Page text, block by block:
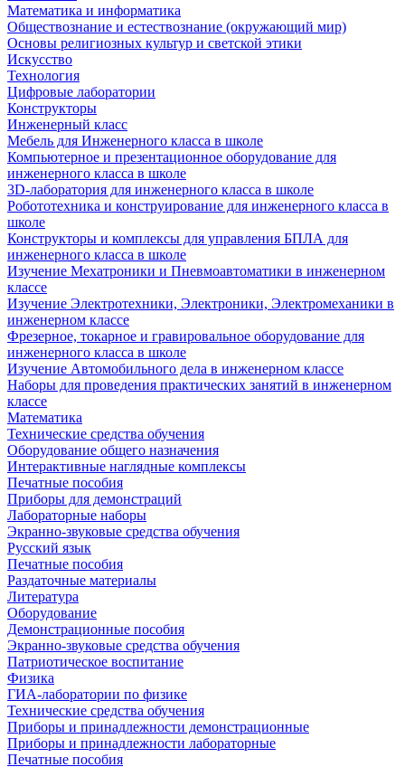
Математика и информатика
Обществознание и естествознание (окружающий мир)
Основы религиозных культур и светской этики
Искусство
Технология
Цифровые лаборатории
Конструкторы
Инженерный класс
Мебель для Инженерного класса в школе
Компьютерное и презентационное оборудование для
инженерного класса в школе
3D-лаборатория для инженерного класса в школе
Робототехника и конструирование для инженерного класса в
школе
Конструкторы и комплексы для управления БПЛА для
инженерного класса в школе
Изучение Мехатроники и Пневмоавтоматики в инженерном
классе
Изучение Электротехники, Электроники, Электромеханики в
инженерном классе
Фрезерное, токарное и гравировальное оборудование для
инженерного класса в школе
Изучение Автомобильного дела в инженерном классе
Наборы для проведения практических занятий в инженерном
классе
Математика
Технические средства обучения
Оборудование общего назначения
Интерактивные наглядные комплексы
Печатные пособия
Приборы для демонстраций
Лабораторные наборы
Экранно-звуковые средства обучения
Русский язык
Печатные пособия
Раздаточные материалы
Литература
Оборудование
Демонстрационные пособия
Экранно-звуковые средства обучения
Патриотическое воспитание
Физика
ГИА-лаборатории по физике
Технические средства обучения
Приборы и принадлежности демонстрационные
Приборы и принадлежности лабораторные
Печатные пособия